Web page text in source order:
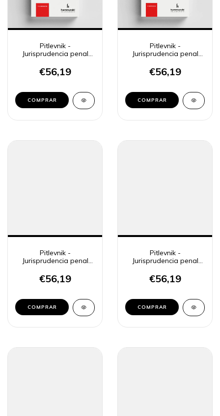
Pitlevnik -
Jurisprudencia penal
€56,19
COMPRAR
Pitlevnik -
Jurisprudencia penal
€56,19
COMPRAR
Pitlevnik -
Jurisprudencia penal
€56,19
COMPRAR
Pitlevnik -
Jurisprudencia penal
€56,19
COMPRAR